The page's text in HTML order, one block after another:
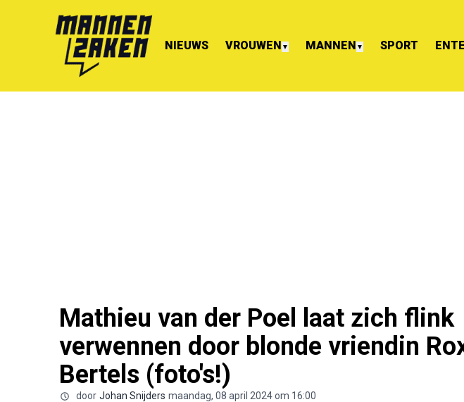
NIEUWS VROUWEN ▼ MANNEN ▼ SPORT
Mathieu van der Poel laat zich flink
verwennen door blonde vriendin
Bertels (foto's!)
door Johan Snijders maandag, 08 april 2024 om 16:00